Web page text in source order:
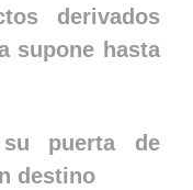
derivados
supone hasta
puerta de
destino